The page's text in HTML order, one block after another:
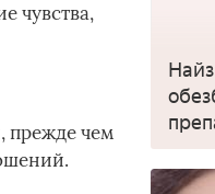
чувства,
прежде чем